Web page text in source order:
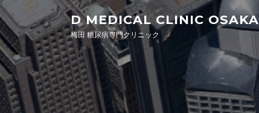
Skip to content
D MEDICAL CLINIC OSAKA
梅田 糖尿病専門クリニック